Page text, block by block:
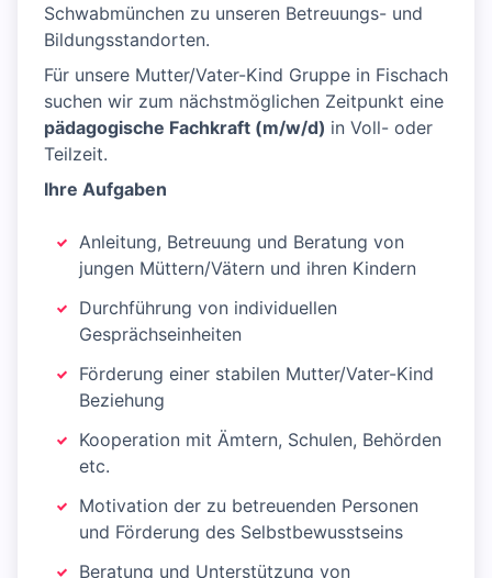
Schwabmünchen zu unseren Betreuungs- und
Bildungsstandorten.
Für unsere Mutter/Vater-Kind Gruppe in Fischach
suchen wir zum nächstmöglichen Zeitpunkt eine
pädagogische Fachkraft (m/w/d) in Voll- oder
Teilzeit.
Ihre Aufgaben
Anleitung, Betreuung und Beratung von
jungen Müttern/Vätern und ihren Kindern
Durchführung von individuellen
Gesprächseinheiten
Förderung einer stabilen Mutter/Vater-Kind
Beziehung
Kooperation mit Ämtern, Schulen, Behörden
etc.
Motivation der zu betreuenden Personen
und Förderung des Selbstbewusstseins
Beratung und Unterstützung von